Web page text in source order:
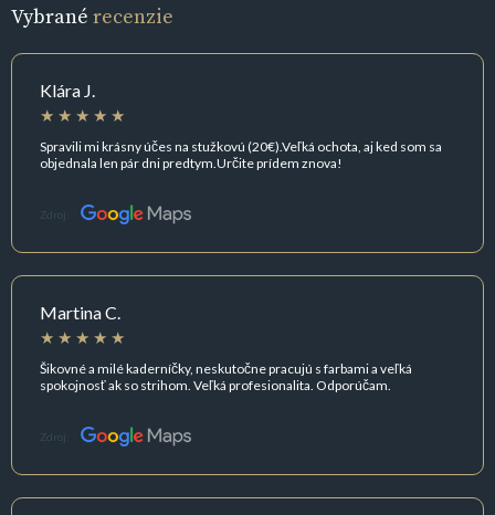
Vybrané recenzie
Klára J.
Spravili mi krásny účes na stužkovú (20€).Veľká ochota, aj ked som sa
objednala len pár dni predtym.Určite prídem znova!
Zdroj:
Martina C.
Šikovné a milé kaderníčky, neskutočne pracujú s farbami a veľká
spokojnosť ak so strihom. Veľká profesionalita. Odporúčam.
Zdroj: